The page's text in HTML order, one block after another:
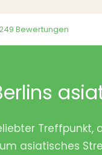
Bewertungen
asiatisches